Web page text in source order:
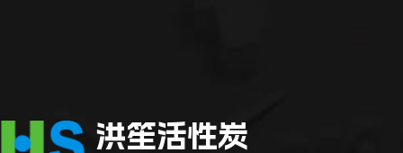
洪笙活性炭